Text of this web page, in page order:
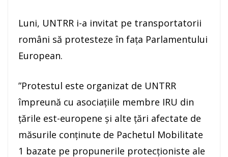
Luni, UNTRR i-a invitat pe transportatorii
români să protesteze în faţa Parlamentului
European.
”Protestul este organizat de UNTRR
împreună cu asociaţiile membre IRU din
ţările est-europene şi alte ţări afectate de
măsurile conţinute de Pachetul Mobilitate
1 bazate pe propunerile protecţioniste ale